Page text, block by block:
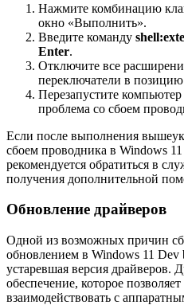
Нажмите комбинацию
окно «Выполнить».
Введите команду
Enter.
Отключите все
переключатели в
Перезапустите
проблема со сбоем
Если после выполнения
сбоем проводника в Windows
рекомендуется обратиться в
получения дополнительной
Обновление драйверов
Одной из возможных причин
обновлением в Windows 11
устаревшая версия
обеспечение, которое
взаимодействовать с